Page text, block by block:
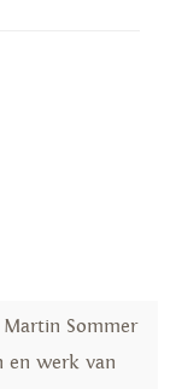
Martin Sommer
en werk van